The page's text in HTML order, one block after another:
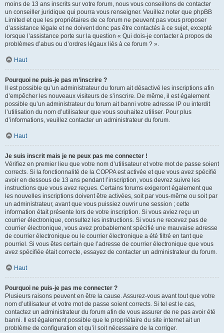
moins de 13 ans inscrits sur votre forum, nous vous conseillons de contacter
un conseiller juridique qui pourra vous renseigner. Veuillez noter que phpBB
Limited et que les propriétaires de ce forum ne peuvent pas vous proposer
d’assistance légale et ne doivent donc pas être contactés à ce sujet, excepté
lorsque l’assistance porte sur la question « Qui dois-je contacter à propos de
problèmes d’abus ou d’ordres légaux liés à ce forum ? ».
Haut
Pourquoi ne puis-je pas m’inscrire ?
Il est possible qu’un administrateur du forum ait désactivé les inscriptions afin
d’empêcher les nouveaux visiteurs de s’inscrire. De même, il est également
possible qu’un administrateur du forum ait banni votre adresse IP ou interdit
l’utilisation du nom d’utilisateur que vous souhaitez utiliser. Pour plus
d’informations, veuillez contacter un administrateur du forum.
Haut
Je suis inscrit mais je ne peux pas me connecter !
Vérifiez en premier lieu que votre nom d’utilisateur et votre mot de passe soient
corrects. Si la fonctionnalité de la COPPA est activée et que vous avez spécifié
avoir en dessous de 13 ans pendant l’inscription, vous devrez suivre les
instructions que vous avez reçues. Certains forums exigeront également que
les nouvelles inscriptions doivent être activées, soit par vous-même ou soit par
un administrateur, avant que vous puissiez ouvrir une session ; cette
information était présente lors de votre inscription. Si vous aviez reçu un
courrier électronique, consultez les instructions. Si vous ne recevez pas de
courrier électronique, vous avez probablement spécifié une mauvaise adresse
de courrier électronique ou le courrier électronique a été filtré en tant que
pourriel. Si vous êtes certain que l’adresse de courrier électronique que vous
avez spécifiée était correcte, essayez de contacter un administrateur du forum.
Haut
Pourquoi ne puis-je pas me connecter ?
Plusieurs raisons peuvent en être la cause. Assurez-vous avant tout que votre
nom d’utilisateur et votre mot de passe soient corrects. Si tel est le cas,
contactez un administrateur du forum afin de vous assurer de ne pas avoir été
banni. Il est également possible que le propriétaire du site internet ait un
problème de configuration et qu’il soit nécessaire de la corriger.